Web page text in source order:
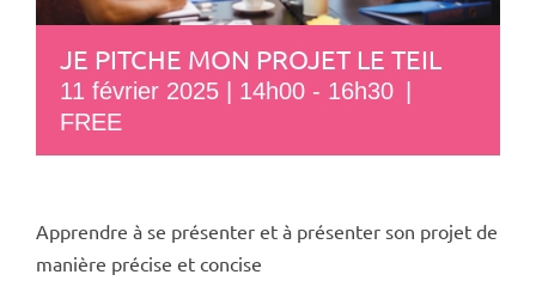
JE PITCHE MON PROJET LE TEIL
11 février 2025 | 14h00 - 16h30
FREE
Apprendre à se présenter et à présenter son projet de
manière précise et concise